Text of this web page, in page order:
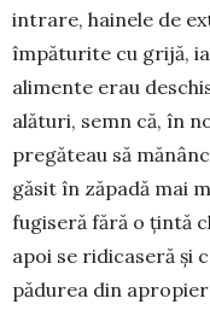
intrare, hainele de
împăturite cu grijă,
alimente erau
alături, semn că, în
pregăteau să
găsit în zăpadă mai
fugiseră fără o ţintă
apoi se ridicaseră şi
pădurea din